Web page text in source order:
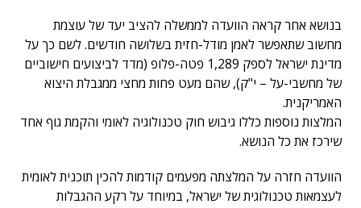
בנושא אחר קראה הוועדה לממשלה להציב יעד של עוצמת
מחשוב שתאפשר לאמן מודל-חזית בשלושה חודשים. לשם כך על
מדינת ישראל לספק 1,289 פטה-פלופ (מדד לביצועים חישוביים
של מחשבי-על – י"ק), שהם מעט פחות מחצי ממגבלת היצוא
האמריקנית.
המלצות נוספות כללו גיבוש חוק טכנולוגיה לאומי והקמת גוף אחד
שירכז את כל הנושא.
הוועדה חזרה על המלצתה מפעמים קודמות להכין תוכנית לאומית
לעצמאות טכנולוגית של ישראל, במיוחד על רקע ההגבלות